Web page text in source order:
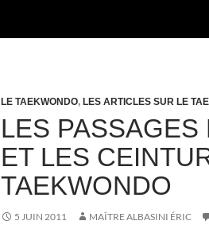
LE TAEKWONDO, LES ARTICLES SUR LE
LES
ET LES
TAEKWONDO
5 JUIN 2011 MAÎTRE ALBASINI ÉRIC